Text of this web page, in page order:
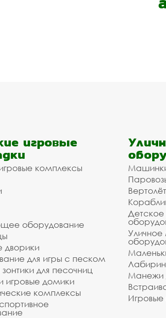
игровые
комплексы
оборудование
дворики
для игры с песком
для песочниц
игровые домики
комплексы
Уличное
Манежи